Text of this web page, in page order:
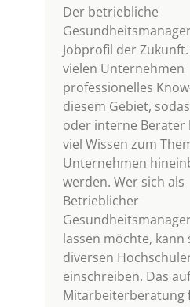
Der betriebliche
Jobprofil der
vielen Unternehmen
professionelles
diesem Gebiet,
oder interne Berater
viel Wissen zum
Unternehmen
werden. Wer sich als
Betrieblicher
lassen möchte, kann
diversen
einschreiben. Das auf
Mitarbeiterberatung